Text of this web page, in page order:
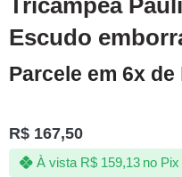
Tricampeã
Escudo
Parcele em 6x de
R$ 167,50
À vista R$159,13 no Pix